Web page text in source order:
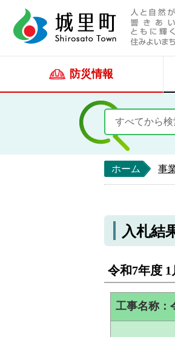
防災情報
ホーム 事
入札結
令和7年度 1
工事名称：